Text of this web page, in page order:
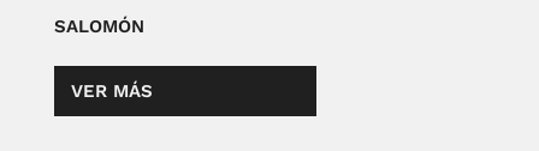
SALOMÓN
VER MÁS